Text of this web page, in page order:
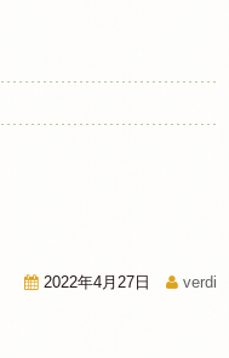
2022年4月27日 verdi